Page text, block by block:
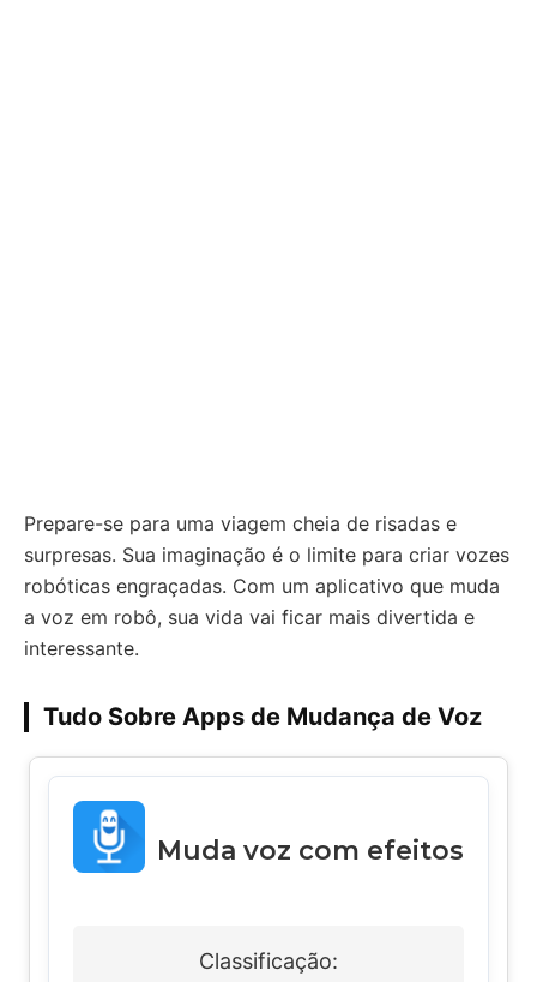
Prepare-se para uma viagem cheia de risadas e
surpresas. Sua imaginação é o limite para criar vozes
robóticas engraçadas. Com um aplicativo que muda
a voz em robô, sua vida vai ficar mais divertida e
interessante.
Tudo Sobre Apps de Mudança de Voz
Muda voz com efeitos
Classificação: